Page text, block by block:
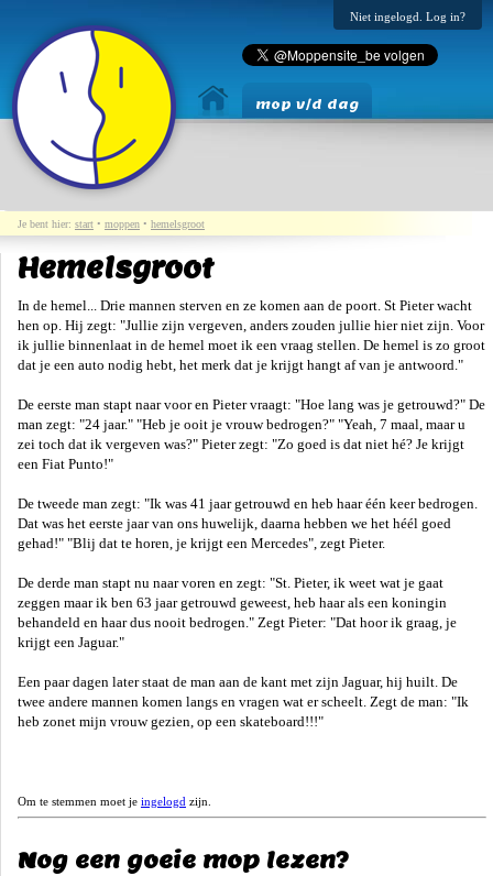
Niet ingelogd. Log in?
mop v/d dag
Je bent hier: start • moppen • hemelsgroot
Hemelsgroot
In de hemel... Drie mannen sterven en ze komen aan de poort. St Pieter wacht
hen op. Hij zegt: "Jullie zijn vergeven, anders zouden jullie hier niet zijn. Voor
ik jullie binnenlaat in de hemel moet ik een vraag stellen. De hemel is zo groot
dat je een auto nodig hebt, het merk dat je krijgt hangt af van je antwoord."
De eerste man stapt naar voor en Pieter vraagt: "Hoe lang was je getrouwd?" De
man zegt: "24 jaar." "Heb je ooit je vrouw bedrogen?" "Yeah, 7 maal, maar u
zei toch dat ik vergeven was?" Pieter zegt: "Zo goed is dat niet hé? Je krijgt
een Fiat Punto!"
De tweede man zegt: "Ik was 41 jaar getrouwd en heb haar één keer bedrogen.
Dat was het eerste jaar van ons huwelijk, daarna hebben we het héél goed
gehad!" "Blij dat te horen, je krijgt een Mercedes", zegt Pieter.
De derde man stapt nu naar voren en zegt: "St. Pieter, ik weet wat je gaat
zeggen maar ik ben 63 jaar getrouwd geweest, heb haar als een koningin
behandeld en haar dus nooit bedrogen." Zegt Pieter: "Dat hoor ik graag, je
krijgt een Jaguar."
Een paar dagen later staat de man aan de kant met zijn Jaguar, hij huilt. De
twee andere mannen komen langs en vragen wat er scheelt. Zegt de man: "Ik
heb zonet mijn vrouw gezien, op een skateboard!!!"
Om te stemmen moet je ingelogd zijn.
Nog een goeie mop lezen?